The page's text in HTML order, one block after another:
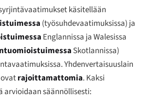
käsitellään
(työsuhdevaatimuksissa) ja
Englannissa ja Walesissa
Skotlannissa)
Yhdenvertaisuuslain
rajoittamattomia. Kaksi
arvioidaan säännöllisesti: